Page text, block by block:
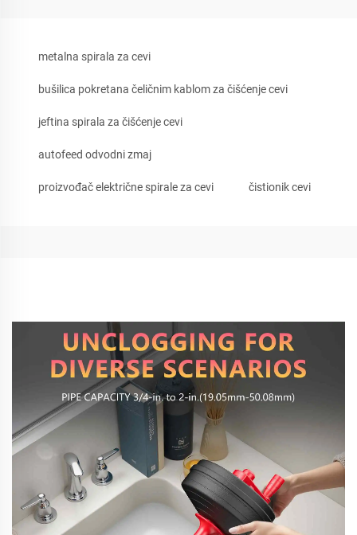
metalna spirala za cevi
bušilica pokretana čeličnim kablom za čišćenje cevi
jeftina spirala za čišćenje cevi
autofeed odvodni zmaj
proizvođač električne spirale za cevi čistionik cevi